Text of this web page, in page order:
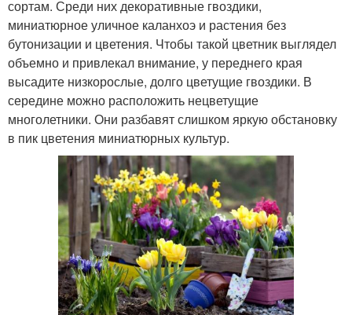
сортам. Среди них декоративные гвоздики,
миниатюрное уличное каланхоэ и растения без
бутонизации и цветения. Чтобы такой цветник выглядел
объемно и привлекал внимание, у переднего края
высадите низкорослые, долго цветущие гвоздики. В
середине можно расположить нецветущие
многолетники. Они разбавят слишком яркую обстановку
в пик цветения миниатюрных культур.